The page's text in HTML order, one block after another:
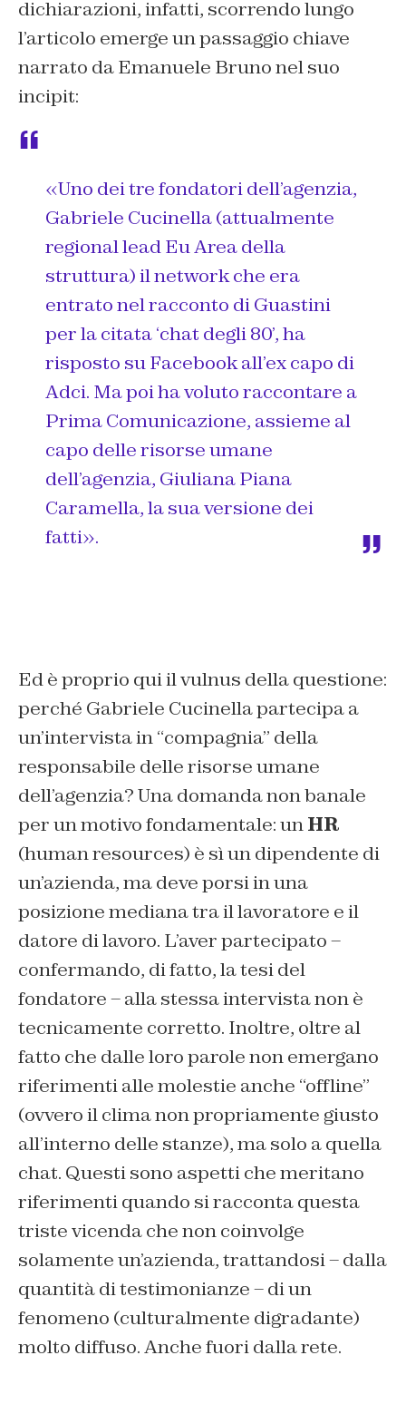
dichiarazioni, infatti, scorrendo lungo
l’articolo emerge un passaggio chiave
narrato da Emanuele Bruno nel suo
incipit:
«Uno dei tre fondatori dell’agenzia,
Gabriele Cucinella (attualmente
regional lead Eu Area della
struttura) il network che era
entrato nel racconto di Guastini
per la citata ‘chat degli 80’, ha
risposto su Facebook all’ex capo di
Adci. Ma poi ha voluto raccontare a
Prima Comunicazione, assieme al
capo delle risorse umane
dell’agenzia, Giuliana Piana
Caramella, la sua versione dei
fatti».
Ed è proprio qui il vulnus della questione:
perché Gabriele Cucinella partecipa a
un’intervista in “compagnia” della
responsabile delle risorse umane
dell’agenzia? Una domanda non banale
per un motivo fondamentale: unHR
(human resources) è sì un dipendente di
un’azienda, ma deve porsi in una
posizione mediana tra il lavoratore e il
datore di lavoro. L’aver partecipato –
confermando, di fatto, la tesi del
fondatore – alla stessa intervista non è
tecnicamente corretto. Inoltre, oltre al
fatto che dalle loro parole non emergano
riferimenti alle molestie anche “offline”
(ovvero il clima non propriamente giusto
all’interno delle stanze), ma solo a quella
chat. Questi sono aspetti che meritano
riferimenti quando si racconta questa
triste vicenda che non coinvolge
solamente un’azienda, trattandosi – dalla
quantità di testimonianze – di un
fenomeno (culturalmente digradante)
molto diffuso. Anche fuori dalla rete.